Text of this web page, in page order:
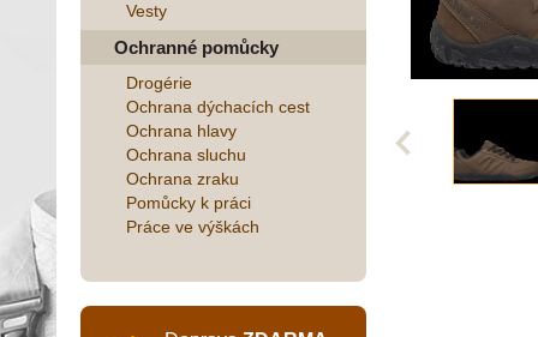
Vesty
Ochranné pomůcky
Drogérie
Ochrana dýchacích cest
Ochrana hlavy
Ochrana sluchu
Ochrana zraku
Pomůcky k práci
Práce ve výškách